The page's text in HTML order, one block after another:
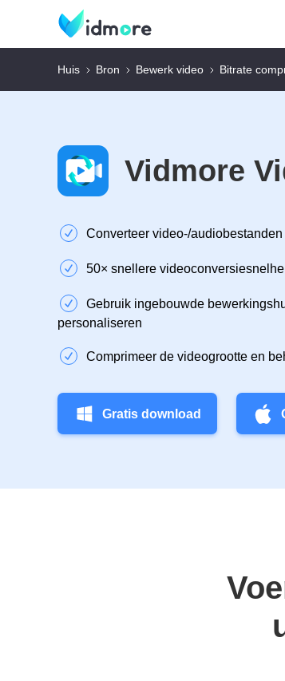
Huis Bron Bewerk video Bitrate
Vidmore
Converteer video-/
50× snellere
Gebruik ingebouwde
personaliseren
Comprimeer de videogrootte en
Gratis download